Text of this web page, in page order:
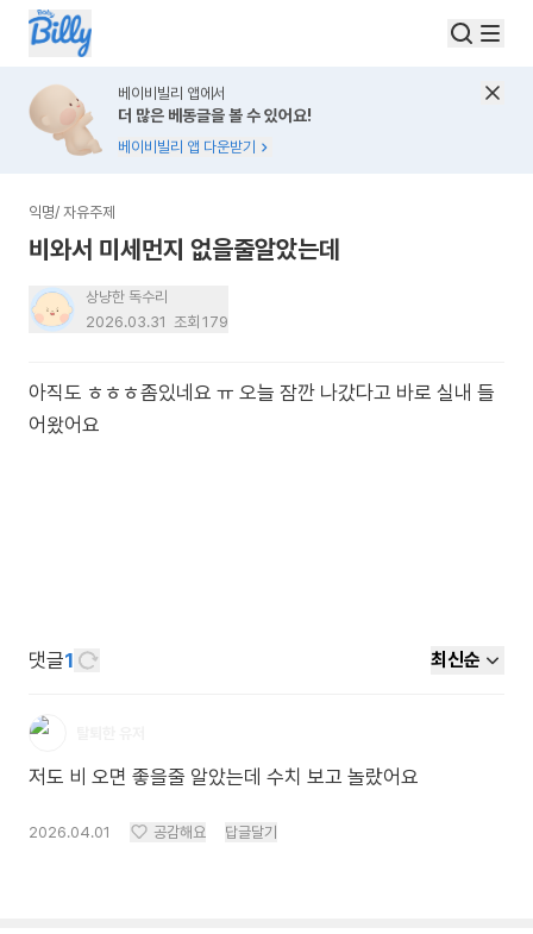
베이비빌리 앱에서
더 많은 베동글을 볼 수 있어요!
베이비빌리 앱 다운받기
익명/ 자유주제
비와서 미세먼지 없을줄알았는데
상냥한 독수리
2026.03.31 조회 179
아직도 ㅎㅎㅎ좀있네요 ㅠ 오늘 잠깐 나갔다고 바로 실내 들
어왔어요
댓글1 최신순
저도 비 오면 좋을줄 알았는데 수치 보고 놀랐어요
2026.04.01 공감해요 답글달기